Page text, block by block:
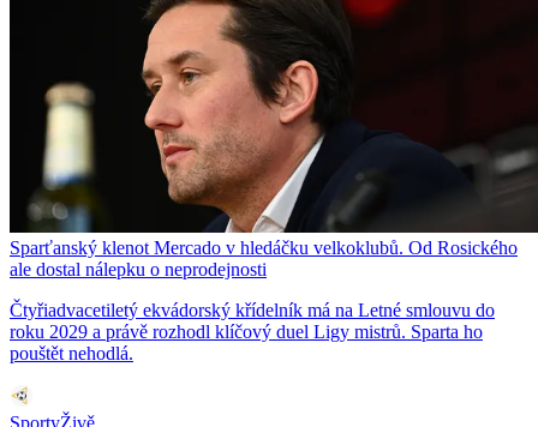
Sparťanský klenot Mercado v hledáčku velkoklubů. Od Rosického
ale dostal nálepku o neprodejnosti
Čtyřiadvacetiletý ekvádorský křídelník má na Letné smlouvu do
roku 2029 a právě rozhodl klíčový duel Ligy mistrů. Sparta ho
pouštět nehodlá.